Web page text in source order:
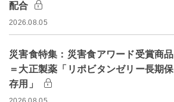
配合
2026.08.05
災害食特集：災害食アワード受賞商品
＝大正製薬「リポビタンゼリー長期保
存用」